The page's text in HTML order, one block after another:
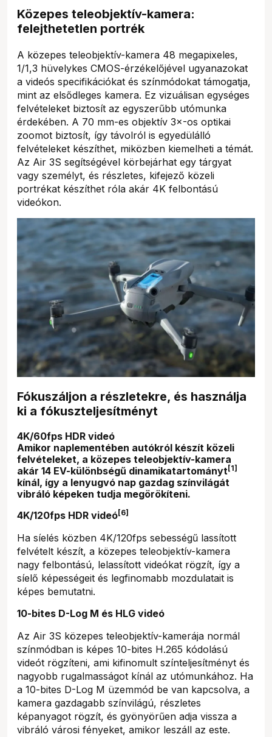
Közepes teleobjektív-kamera:
felejthetetlen portrék
A közepes teleobjektív-kamera 48 megapixeles,
1/1,3 hüvelykes CMOS-érzékelőjével ugyanazokat
a videós specifikációkat és színmódokat támogatja,
mint az elsődleges kamera. Ez vizuálisan egységes
felvételeket biztosít az egyszerűbb utómunka
érdekében. A 70 mm-es objektív 3×-os optikai
zoomot biztosít, így távolról is egyedülálló
felvételeket készíthet, miközben kiemelheti a témát.
Az Air 3S segítségével körbejárhat egy tárgyat
vagy személyt, és részletes, kifejező közeli
portrékat készíthet róla akár 4K felbontású
videókon.
Fókuszáljon a részletekre, és használja
ki a fókuszteljesítményt
4K/60fps HDR videó
Amikor naplementében autókról készít közeli
felvételeket, a közepes teleobjektív-kamera
akár 14 EV-különbségű dinamikatartományt[1]
kínál, így a lenyugvó nap gazdag színvilágát
vibráló képeken tudja megörökíteni.
4K/120fps HDR videó[6]
Ha síelés közben 4K/120fps sebességű lassított
felvételt készít, a közepes teleobjektív-kamera
nagy felbontású, lelassított videókat rögzít, így a
síelő képességeit és legfinomabb mozdulatait is
képes bemutatni.
10-bites D-Log M és HLG videó
Az Air 3S közepes teleobjektív-kamerája normál
színmódban is képes 10-bites H.265 kódolású
videót rögzíteni, ami kifinomult színteljesítményt és
nagyobb rugalmasságot kínál az utómunkához. Ha
a 10-bites D-Log M üzemmód be van kapcsolva, a
kamera gazdagabb színvilágú, részletes
képanyagot rögzít, és gyönyörűen adja vissza a
vibráló városi fényeket, amikor leszáll az este.